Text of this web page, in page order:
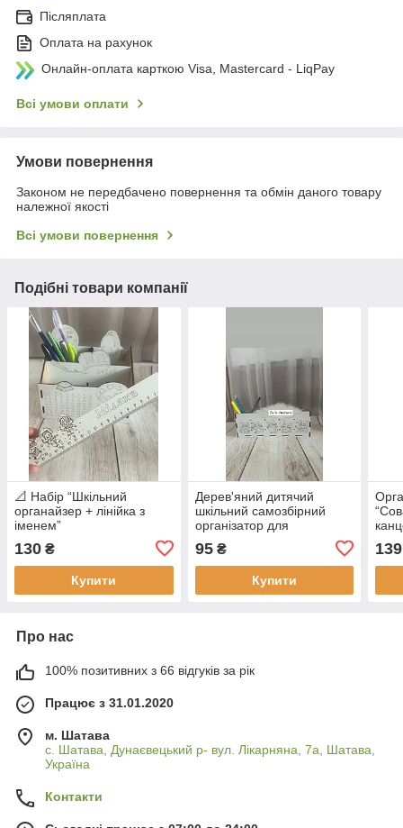
Післяплата
Оплата на рахунок
Онлайн-оплата карткою Visa, Mastercard - LiqPay
Всі умови оплати
Умови повернення
Законом не передбачено повернення та обмін даного товару
належної якості
Всі умови повернення
Подібні товари компанії
📐 Набір “Шкільний
органайзер + лінійка з
іменем”
130 ₴
Купити
Дерев'яний дитячий
шкільний самозбірний
організатор для
канцтоварів, підставка для
олівців та ручок
95₴
Купити
139
Про нас
100% позитивних з 66 відгуків за рік
Працює з 31.01.2020
м. Шатава
с. Шатава, Дунаєвецький р- вул. Лікарняна, 7а, Шатава,
Україна
Контакти